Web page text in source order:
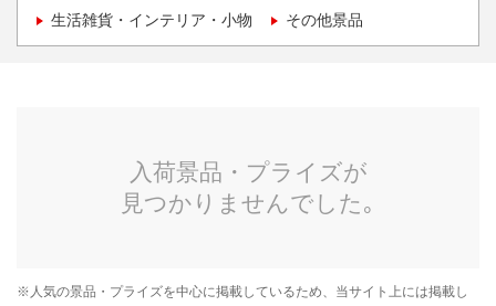
生活雑貨・インテリア・小物 その他景品